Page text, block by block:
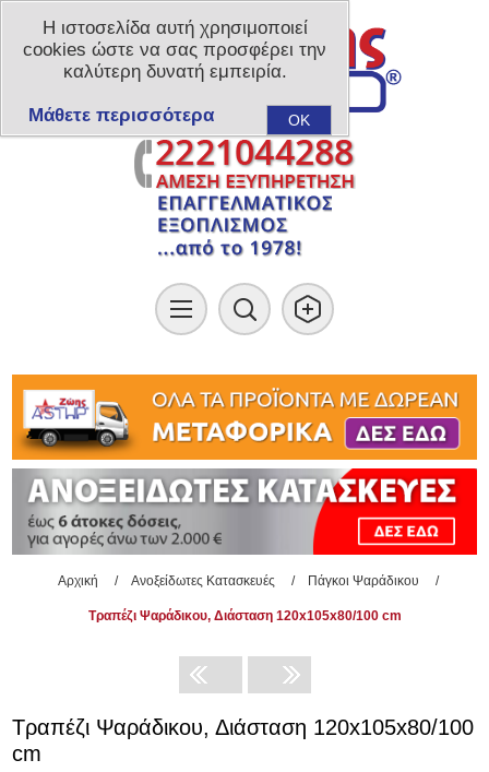
Αρχική / Ανοξείδωτες Κατασκευές / Πάγκοι Ψαράδικου /
Τραπέζι Ψαράδικου, Διάσταση 120x105x80/100 cm
Τραπέζι Ψαράδικου, Διάσταση 120x105x80/100
cm
Η ιστοσελίδα αυτή χρησιμοποιεί
cookies ώστε να σας προσφέρει την
καλύτερη δυνατή εμπειρία.
OK
Μάθετε περισσότερα